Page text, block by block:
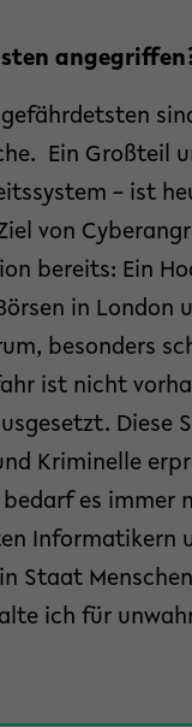
Ein Großteil
– ist
von
bereits: Ein
in
besonders
ist nicht
Diese
Kriminelle
es immer
Informatikern
Staat
ich für